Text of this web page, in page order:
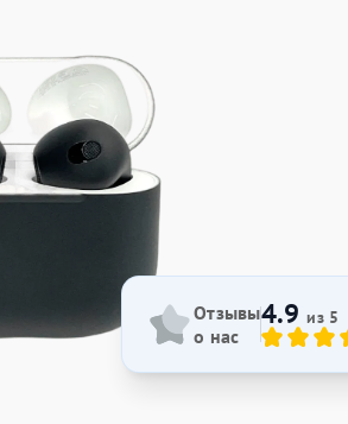
Отзывы
о нас
4.9из 5